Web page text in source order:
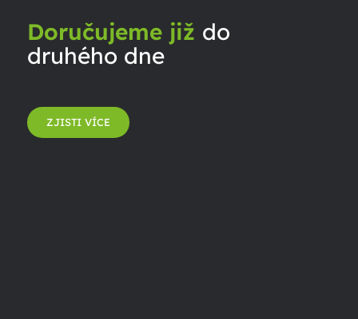
Doručujeme již do
druhého dne
ZJISTI VÍCE